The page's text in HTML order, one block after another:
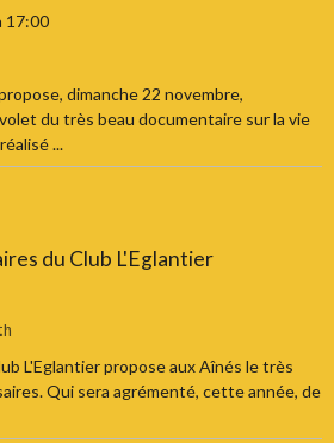
17:00
dimanche 22 novembre,
du très beau documentaire sur la vie
...
du Club L'Eglantier
L'Eglantier propose aux Aînés le très
Qui sera agrémenté, cette année, de